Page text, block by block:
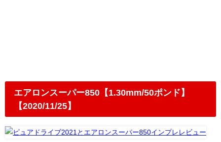
エアロンスーパー850【1.30mm/50ポンド】
【2020/11/25】